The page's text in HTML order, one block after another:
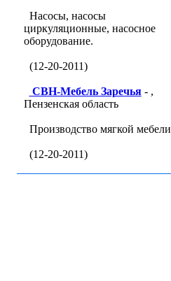
Насосы, насосы
циркуляционные, насосное
оборудование.
(12-20-2011)
СВН-Мебель Заречья- ,
Пензенская область
Производство мягкой мебели
(12-20-2011)